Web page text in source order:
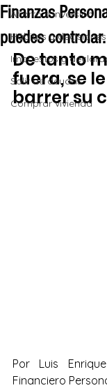
Ahorro e inversión
Hábitos y
Impuestos y
Salir de deudas
Comprar vivienda
Finanzas
puedes controlar.
De tanto
fuera, se
barrer su
Por Luis
Financiero